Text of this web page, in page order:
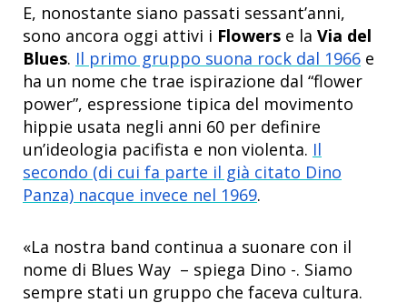
E, nonostante siano passati sessant’anni,
sono ancora oggi attivi i Flowers e la Via del
Blues. Il primo gruppo suona rock dal 1966 e
ha un nome che trae ispirazione dal “flower
power”, espressione tipica del movimento
hippie usata negli anni 60 per definire
un’ideologia pacifista e non violenta. Il
secondo (di cui fa parte il già citato Dino
Panza) nacque invece nel 1969.
«La nostra band continua a suonare con il
nome di Blues Way – spiega Dino -. Siamo
sempre stati un gruppo che faceva cultura.